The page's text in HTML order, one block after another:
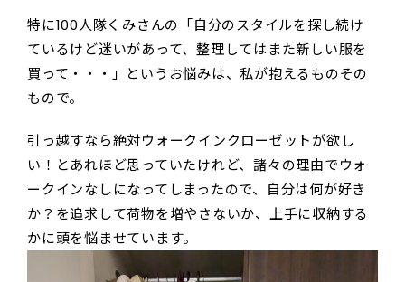
特に100人隊くみさんの「自分のスタイルを探し続け
ているけど迷いがあって、整理してはまた新しい服を
買って・・・」というお悩みは、私が抱えるものその
もので。
引っ越すなら絶対ウォークインクローゼットが欲し
い！とあれほど思っていたけれど、諸々の理由でウォ
ークインなしになってしまったので、自分は何が好き
か？を追求して荷物を増やさないか、上手に収納する
かに頭を悩ませています。